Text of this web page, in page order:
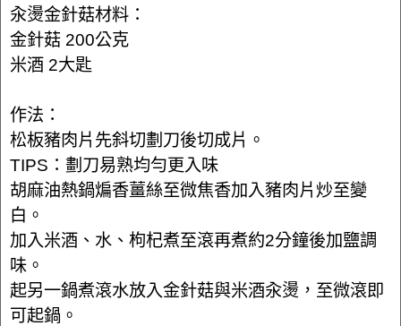
汆燙金針菇材料：
金針菇 200公克
米酒 2大匙
作法：
松板豬肉片先斜切劃刀後切成片。
TIPS：劃刀易熟均勻更入味
胡麻油熱鍋煸香薑絲至微焦香加入豬肉片炒至變
白。
加入米酒、水、枸杞煮至滾再煮約2分鐘後加鹽調
味。
起另一鍋煮滾水放入金針菇與米酒汆燙，至微滾即
可起鍋。